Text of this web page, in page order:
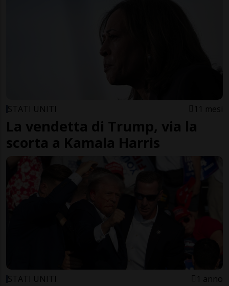
STATI UNITI 11 mesi
La vendetta di Trump, via la
scorta a Kamala Harris
STATI UNITI 1 anno